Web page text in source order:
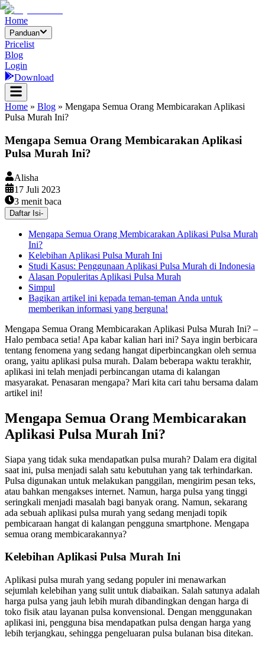
Home
Panduan
Pricelist
Blog
Login
Download
Home » Blog » Mengapa Semua Orang Membicarakan Aplikasi
Pulsa Murah Ini?
Mengapa Semua Orang Membicarakan Aplikasi
Pulsa Murah Ini?
Alisha
17 Juli 2023
3 menit baca
Daftar Isi-
Mengapa Semua Orang Membicarakan Aplikasi Pulsa Murah
Ini?
Kelebihan Aplikasi Pulsa Murah Ini
Studi Kasus: Penggunaan Aplikasi Pulsa Murah di Indonesia
Alasan Populeritas Aplikasi Pulsa Murah
Simpul
Bagikan artikel ini kepada teman-teman Anda untuk
memberikan informasi yang berguna!
Mengapa Semua Orang Membicarakan Aplikasi Pulsa Murah Ini? –
Halo pembaca setia! Apa kabar kalian hari ini? Saya ingin berbicara
tentang fenomena yang sedang hangat diperbincangkan oleh semua
orang, yaitu aplikasi pulsa murah. Dalam beberapa waktu terakhir,
aplikasi ini telah menjadi perbincangan utama di kalangan
masyarakat. Penasaran mengapa? Mari kita cari tahu bersama dalam
artikel ini!
Mengapa Semua Orang Membicarakan
Aplikasi Pulsa Murah Ini?
Siapa yang tidak suka mendapatkan pulsa murah? Dalam era digital
saat ini, pulsa menjadi salah satu kebutuhan yang tak terhindarkan.
Pulsa digunakan untuk melakukan panggilan, mengirim pesan teks,
atau bahkan mengakses internet. Namun, harga pulsa yang tinggi
seringkali menjadi masalah bagi banyak orang. Namun, sekarang
ada sebuah aplikasi pulsa murah yang sedang menjadi topik
pembicaraan hangat di kalangan pengguna smartphone. Mengapa
semua orang membicarakannya?
Kelebihan Aplikasi Pulsa Murah Ini
Aplikasi pulsa murah yang sedang populer ini menawarkan
sejumlah kelebihan yang sulit untuk diabaikan. Salah satunya adalah
harga pulsa yang jauh lebih murah dibandingkan dengan harga di
toko fisik atau layanan pulsa konvensional. Dengan menggunakan
aplikasi ini, pengguna bisa mendapatkan pulsa dengan harga yang
lebih terjangkau, sehingga pengeluaran pulsa bulanan bisa ditekan.